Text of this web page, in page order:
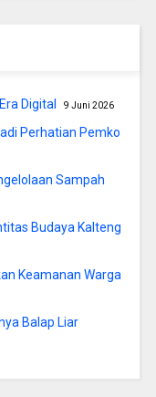
Digital 9 Juni 2026
Perhatian Pemko
Sampah
Budaya Kalteng
Keamanan Warga
Balap Liar